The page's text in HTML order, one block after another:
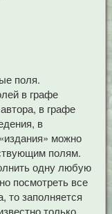
поля.
в графе
в графе
в
можно
полям.
одну любую
посмотреть все
то заполняется
только